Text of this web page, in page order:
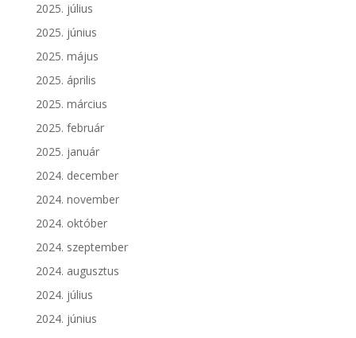
2025. július
2025. június
2025. május
2025. április
2025. március
2025. február
2025. január
2024. december
2024. november
2024. október
2024. szeptember
2024. augusztus
2024. július
2024. június